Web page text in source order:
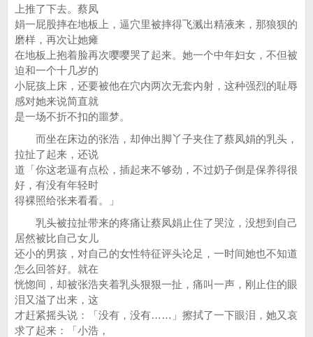
上推了下去。蔡凤
娟一屁股摔在地板上，逼穴里被摔得飞溅出精液来，那狼狈的
磨样，再次让她瘫
在地板上抱着脸再次嘤嘤哭了起来。她一个中年妇女，不但被
迫和一个十几岁的
小屁孩上床，还要被他在穴内两次无套内射，这种强烈的耻辱
感对她来说简直就
是一场不折不扣的噩梦。
而坐在床边的张浩，却伸出脚丫子夹住了蔡凤娟的乳头，
拉扯了起来，还说
道「你这老逼有点松，插起来不够劲，不过奶子倒是保养得很
好，有没有年轻时
得裸照给张来看看。」
乳头被拉扯带来的疼痛让蔡凤娟止住了哭泣，没想到自己
居然被比自己女儿
还小的男孩，对自己的女性特征评头论足，一时间她也不知道
怎么回答好。就在
恍惚间，却被张浩夹着乳头狠狠一扯，痛叫一声，刚止住的眼
泪又溢了出来，这
才赶紧摇头说：「没有，没有……」擦拭了一下眼泪，她又哀
求了起来：「小浩，